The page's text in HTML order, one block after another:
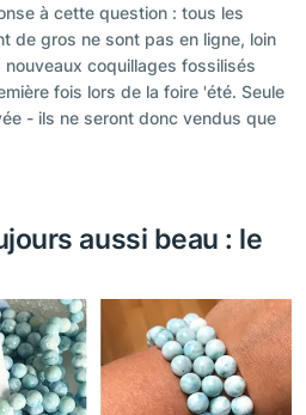
à cette question : tous les
de gros ne sont pas en ligne, loin
coquillages fossilisés
fois lors de la foire 'été. Seule
- ils ne seront donc vendus que
aussi beau : le